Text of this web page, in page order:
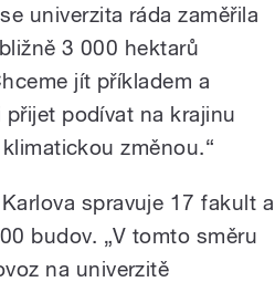
univerzita ráda zaměřila
3 000 hektarů
jít příkladem a
podívat na krajinu
změnou.“
spravuje 17 fakult a
budov. „V tomto směru
na univerzitě